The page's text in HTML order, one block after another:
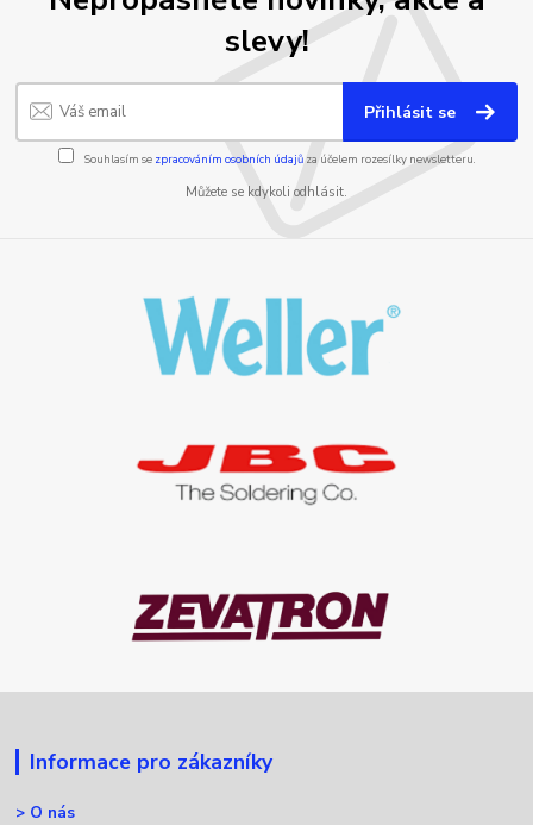
slevy!
Přihlásit se
Souhlasím se zpracováním osobních údajůza účelem rozesílky newsletteru.
Můžete se kdykoli odhlásit.
Informace pro zákazníky
> O nás